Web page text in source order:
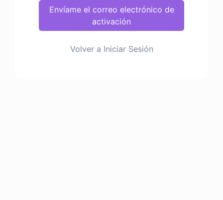
Envíame el correo electrónico de
activación
Volver a Iniciar Sesión